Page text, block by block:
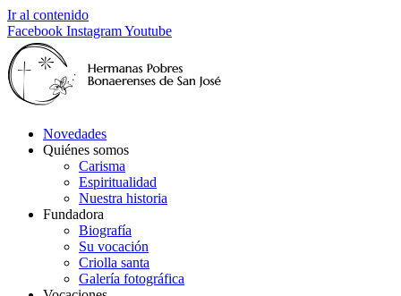
Ir al contenido
Facebook InstagramYoutube
Novedades
Quiénes somos
Carisma
Espiritualidad
Nuestra historia
Fundadora
Biografía
Su vocación
Criolla santa
Galería fotográfica